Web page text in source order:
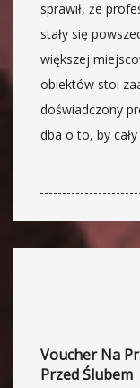
sprawił, że
stały się
większej
obiektów stoi
doświadczony
dba o to, by
Voucher Na
Przed Ślubem